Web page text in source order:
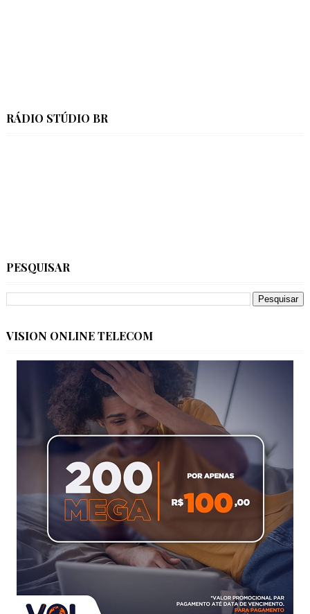
RÁDIO STÚDIO BR
PESQUISAR
VISION ONLINE TELECOM